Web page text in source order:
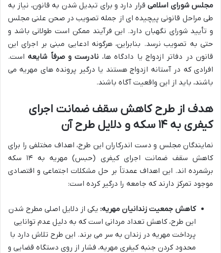
مجلس شورای اسلامیقرار دارد و برای تبدیل شدن به قانون، نیاز به
طی مراحل قانونی پیچیده ای از جمله تصویب در صحن علنی مجلس
و تأیید شورای نگهبان دارد. این فرآیند ممکن است طولانی باشد و
حتی به تصویب نرسد. بنابراین، هرگونه ادعایی مبنی بر اجرای این
قانون در دفاتر ازدواج یا دادگاه ها، نادرست و صرفاً شایعه است.
افرادی که در آستانه ازدواج هستند یا درگیر پرونده های مهریه می
باشند، باید از این واقعیت آگاه باشند.
هدف از طرح کاهش سقف ضمانت اجرای
کیفری به ۱۴ سکه و دلایل طرح آن
نمایندگان مجلس و دست اندرکاران این طرح، اهداف مختلفی را برای
کاهش سقف ضمانت اجرای کیفری (حبس) مهریه به ۱۴ سکه
برشمرده اند. این اهداف عمدتاً بر حل مشکلات اجتماعی و اقتصادی
موجود تمرکز دارند که جامعه را درگیر کرده است:
کاهش جمعیت زندانیان مهریه: یکی از دلایل اصلی مطرح شدن
این طرح، کاهش تعداد مردانی است که به دلیل عدم توانایی
پرداخت مهریه در زندان به سر می برند. این طرح تلاش دارد با
محدود کردن جنبه کیفری مهریه، فشار از روی دستگاه قضایی و